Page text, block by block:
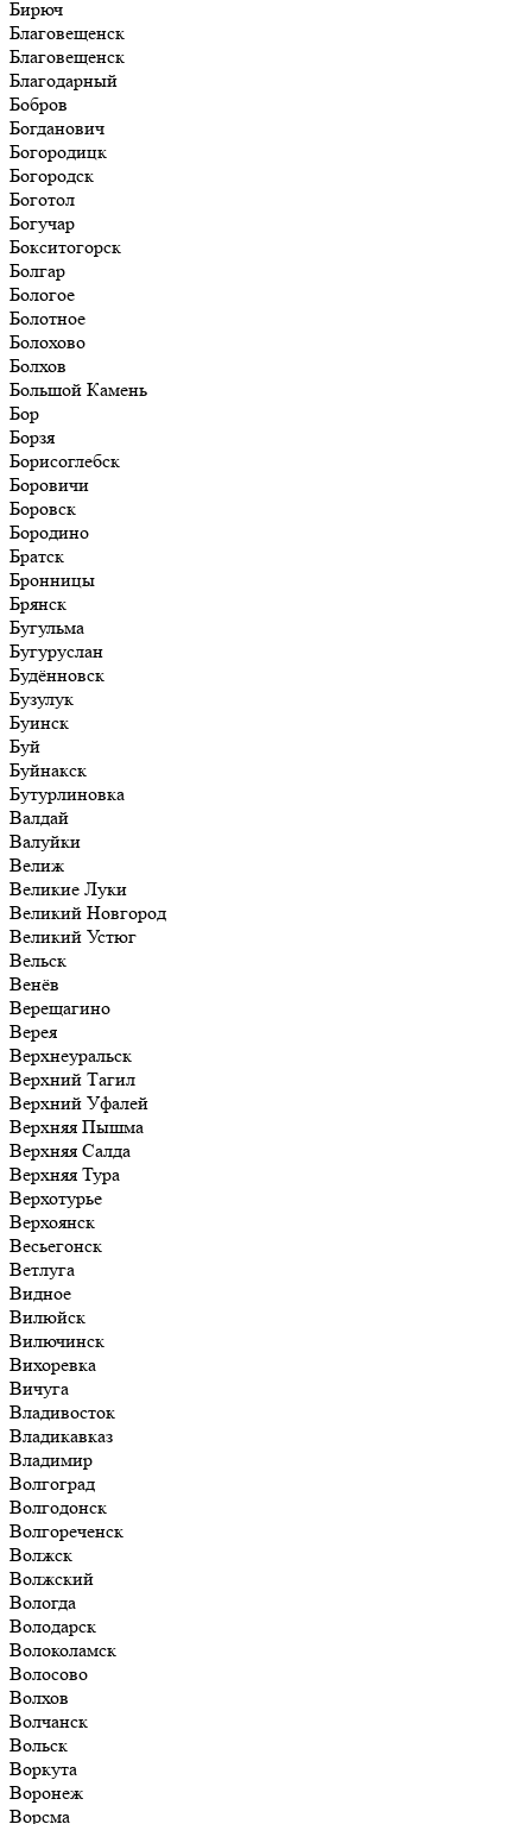
Бирюч
Благовещенск
Благовещенск
Благодарный
Бобров
Богданович
Богородицк
Богородск
Боготол
Богучар
Бокситогорск
Болгар
Бологое
Болотное
Болохово
Болхов
Большой Камень
Бор
Борзя
Борисоглебск
Боровичи
Боровск
Бородино
Братск
Бронницы
Брянск
Бугульма
Бугуруслан
Будённовск
Бузулук
Буинск
Буй
Буйнакск
Бутурлиновка
Валдай
Валуйки
Велиж
Великие Луки
Великий Новгород
Великий Устюг
Вельск
Венёв
Верещагино
Верея
Верхнеуральск
Верхний Тагил
Верхний Уфалей
Верхняя Пышма
Верхняя Салда
Верхняя Тура
Верхотурье
Верхоянск
Весьегонск
Ветлуга
Видное
Вилюйск
Вилючинск
Вихоревка
Вичуга
Владивосток
Владикавказ
Владимир
Волгоград
Волгодонск
Волгореченск
Волжск
Волжский
Вологда
Володарск
Волоколамск
Волосово
Волхов
Волчанск
Вольск
Воркута
Воронеж
Ворсма